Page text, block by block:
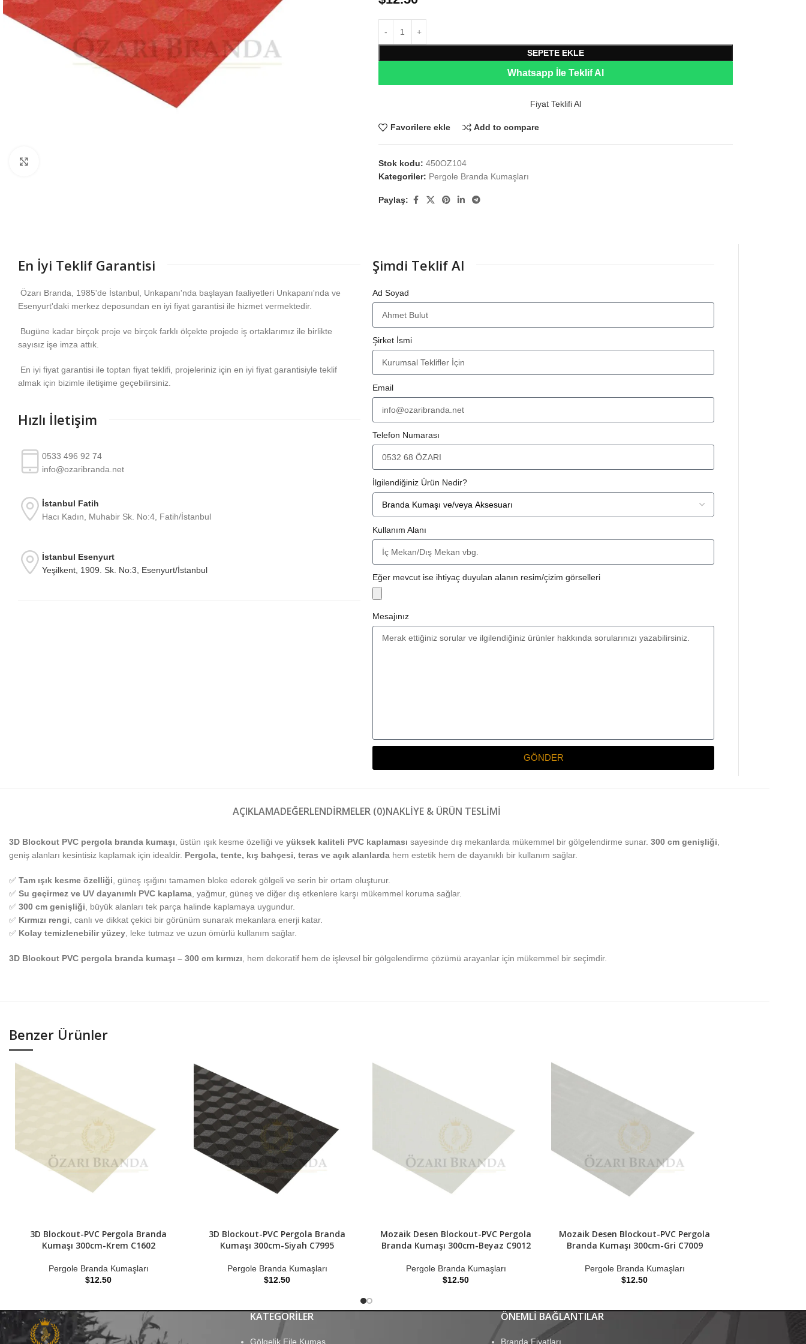
SEPETE EKLE
Whatsapp İle Teklif Al
Fiyat Teklifi Al
Favorilere ekle Add to compare
Stok kodu: 450OZ104
Kategoriler: Pergole Branda Kumaşları
Paylaş:
En İyi Teklif Garantisi
Özarı Branda, 1985'de İstanbul, Unkapanı'nda başlayan faaliyetleri Unkapanı'nda ve
Esenyurt'daki merkez deposundan en iyi fiyat garantisi ile hizmet vermektedir.
Bugüne kadar birçok proje ve birçok farklı ölçekte projede iş ortaklarımız ile birlikte
sayısız işe imza attık.
En iyi fiyat garantisi ile toptan fiyat teklifi, projeleriniz için en iyi fiyat garantisiyle teklif
almak için bizimle iletişime geçebilirsiniz.
Hızlı İletişim
0533 496 92 74
info@ozaribranda.net
İstanbul Fatih
Hacı Kadın, Muhabir Sk. No:4, Fatih/İstanbul
İstanbul Esenyurt
Yeşilkent, 1909. Sk. No:3, Esenyurt/İstanbul
Şimdi Teklif Al
Ad Soyad
Şirket İsmi
Email
Telefon Numarası
İlgilendiğiniz Ürün Nedir?
Kullanım Alanı
Eğer mevcut ise ihtiyaç duyulan alanın resim/çizim görselleri
Mesajınız
GÖNDER
AÇIKLAMADEĞERLENDIRMELER (0)NAKLIYE & ÜRÜN TESLIMI
3D Blockout PVC pergola branda kumaşı , üstün ışık kesme özelliği ve yüksek kaliteli PVC kaplaması sayesinde dış mekanlarda mükemmel bir gölgelendirme sunar. 300 cm genişliği
geniş alanları kesintisiz kaplamak için idealdir. Pergola, tente, kış bahçesi, teras ve açık alanlarda hem estetik hem de dayanıklı bir kullanım sağlar.
✅ Tam ışık kesme özelliği , güneş ışığını tamamen bloke ederek gölgeli ve serin bir ortam oluşturur.
✅ Su geçirmez ve UV dayanımlı PVC kaplama , yağmur, güneş ve diğer dış etkenlere karşı mükemmel koruma sağlar.
✅ 300 cm genişliği , büyük alanları tek parça halinde kaplamaya uygundur.
✅ Kırmızı rengi , canlı ve dikkat çekici bir görünüm sunarak mekanlara enerji katar.
✅ Kolay temizlenebilir yüzey , leke tutmaz ve uzun ömürlü kullanım sağlar.
3D Blockout PVC pergola branda kumaşı – 300 cm kırmızı , hem dekoratif hem de işlevsel bir gölgelendirme çözümü arayanlar için mükemmel bir seçimdir.
Benzer Ürünler
3D Blockout-PVC Pergola Branda
Kumaşı 300cm-Krem C1602
Pergole Branda Kumaşları
$12.50
3D Blockout-PVC Pergola Branda
Kumaşı 300cm-Siyah C7995
Pergole Branda Kumaşları
$12.50
Mozaik Desen Blockout-PVC Pergola
Branda Kumaşı 300cm-Beyaz C9012
Pergole Branda Kumaşları
$12.50
Mozaik Desen Blockout-PVC Pergola
Branda Kumaşı 300cm-Gri C7009
Pergole Branda Kumaşları
$12.50
KATEGORILER
Gölgelik File Kumaş
ÖNEMLI BAĞLANTILAR
Branda Fiyatları